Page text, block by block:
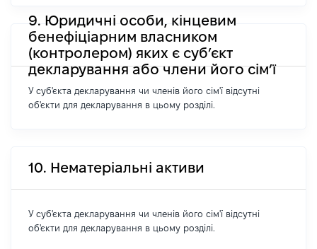
9. Юридичні особи, кінцевим
бенефіціарним власником
(контролером) яких є суб’єкт
декларування або члени його сім’ї
У суб'єкта декларування чи членів його сім'ї відсутні
об'єкти для декларування в цьому розділі.
10. Нематеріальні активи
У суб'єкта декларування чи членів його сім'ї відсутні
об'єкти для декларування в цьому розділі.